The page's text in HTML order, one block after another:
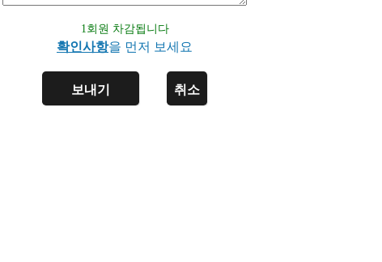
1회원 차감됩니다
확인사항을 먼저 보세요